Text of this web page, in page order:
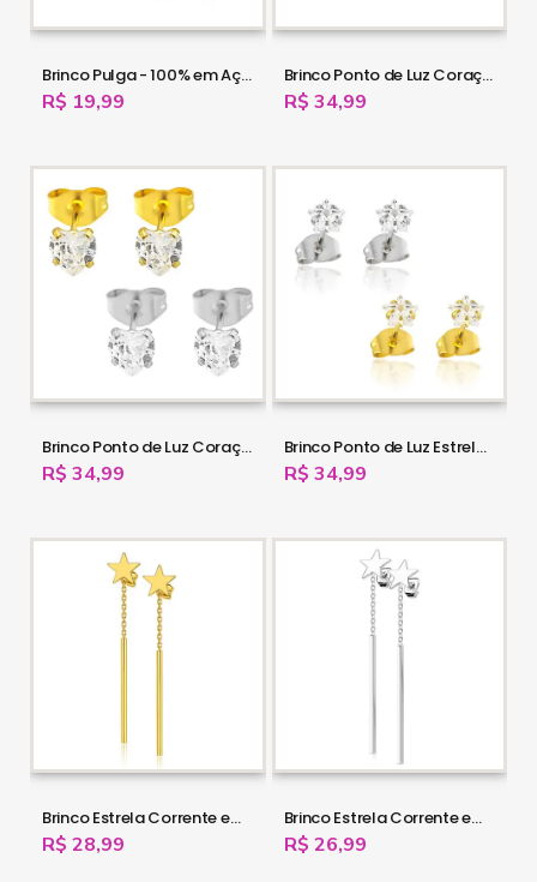
Brinco Pulga - 100% em Aço Cirúrgico - 16OUT37
R$ 19,99
Brinco Ponto de Luz Coração de Zircônia Negra - 100% em Aço - 16OUT36
R$ 34,99
Brinco Ponto de Luz Coração de Zircônia - 100% em Aço - 16OUT35
R$ 34,99
Brinco Ponto de Luz Estrela de Zircônia - 100% em Aço - 16OUT34
R$ 34,99
Brinco Estrela Corrente em Aço Cirúrgico - PVD Gold - 16OUT33
R$ 28,99
Brinco Estrela Corrente em Aço Cirúrgico - 16OUT32
R$ 26,99